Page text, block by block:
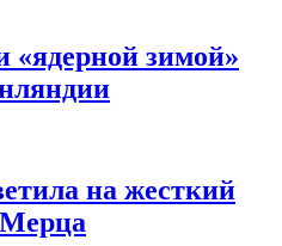
«ядерной зимой»
на жесткий